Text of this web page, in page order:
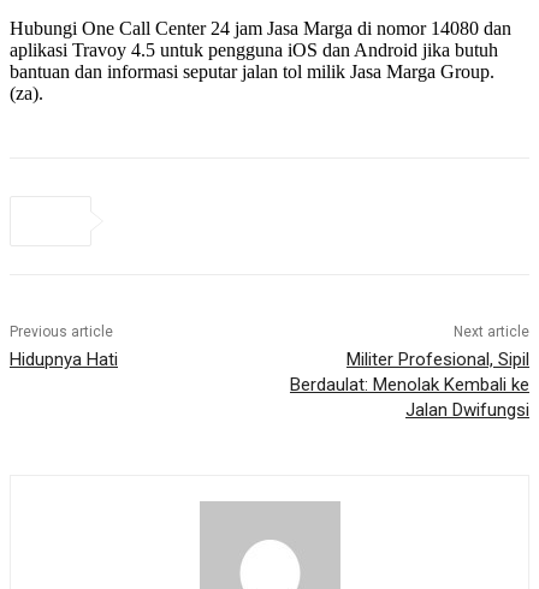
Hubungi One Call Center 24 jam Jasa Marga di nomor 14080 dan
aplikasi Travoy 4.5 untuk pengguna iOS dan Android jika butuh
bantuan dan informasi seputar jalan tol milik Jasa Marga Group.
(za).
Previous article
Hidupnya Hati
Next article
Militer Profesional, Sipil
Berdaulat: Menolak Kembali ke
Jalan Dwifungsi